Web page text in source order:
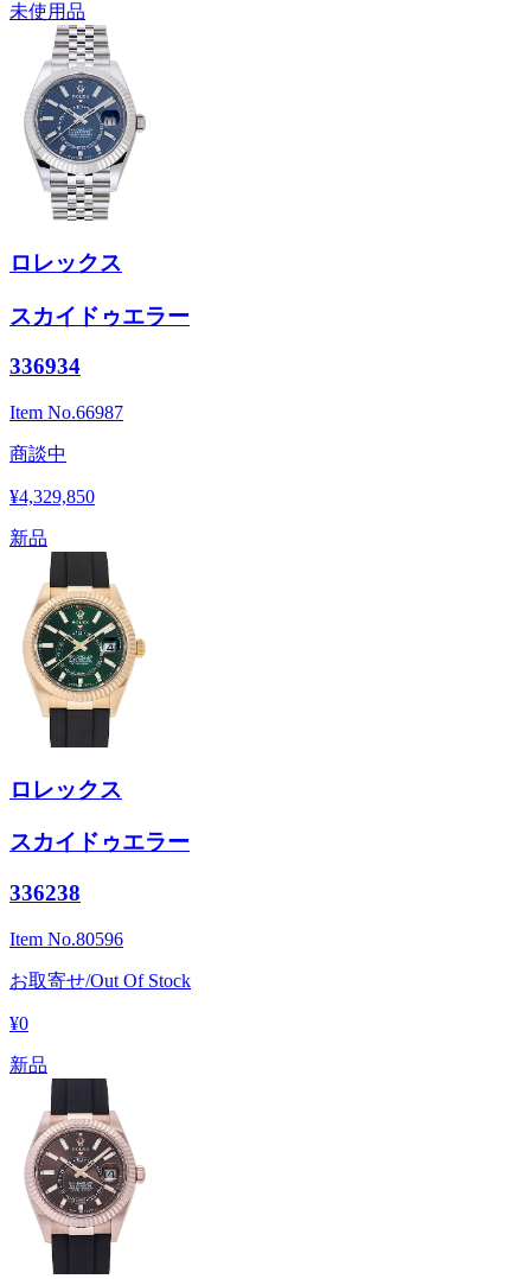
未使用品
ロレックス
スカイドゥエラー
336934
Item No.66987
商談中
¥4,329,850
新品
ロレックス
スカイドゥエラー
336238
Item No.80596
お取寄せ/Out Of Stock
¥0
新品